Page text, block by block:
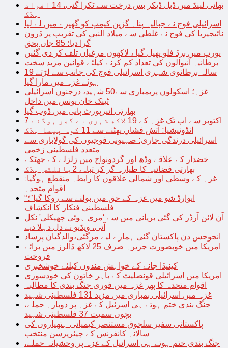
تھائی لینڈ میں ڈبل ڈیکر بس درخت سے ٹکرا گئی، 14 افراد
ہلاک
اسرائیلی فوج نے جبالیہ پناہ گزین کیمپ کو گھیرے میں لے لیا
نائیجیریا کی فوج نے غلطی سے میلاد النبی کی تقریب پر ڈرون
گرا دیا؛ 85 جاں بحق
یورپ میں برڈ فلو پھیل گیا ، لاکھوں مرغیاں تلف کر دی گئیں
برطانیہ آنیوالوں کی تعداد کم کرنے کیلئے قوانین مزید سخت
19 سالہ برطانوی شہری اسرائیلی فوج کی جانب سے لڑتے
ہوئے غزہ میں مارا گیا
غزہ؛ اسکولوں پربمباری سے50 شہید، درجنوں اسرائیلی
ٹینک خان یونس میں داخل
بھارتی ائیرپورٹ پانی میں ڈوب گیا
7 اکتوبر سے اب تک غزہ کے 19 لاکھ شہری بے گھر ہوگئے
انڈونیشیا: آتش فشاں پھٹنے سے 11 کوہ پیما ہلاک
اسرائیلی درندگی جاری: صہیونی فوجیوں کی گولاباری سے
متعدد فلسطینی زخمی
خضدار کے علاقے وڈھ اور گردونواح میں زلزلے کے جھٹکے
بھارتی فضائیہ کا طیارہ گر کر تباہ، 2پائلٹس ہلاک
غزہ کے وسطی اور شمالی علاقوں کا رابطہ منقطع ہوگیا:
اقوام متحدہ
“ایوارڈ شو میں غزہ کے حق میں بولنے سے روکا گیا”؛
فلسطینی فنکار کا انکشاف
آن لائن آرڈر کی گئی بریانی میں سے ‘مری ہوئی چھپکلی’ نکل
آئی، ویڈیو نے دل دہلا دیے
انجوجس دن پاکستان گئی ہمارے لیے مرگئی،والدگیان پرساد
امریکا میں خوبصورت جزیرہ صرف 25 لاکھ ڈالرز میں برائے
فروخت
کینیڈا جانے کے خواہش مندوں کیلئے خوشخبری
امریکا میں اسرائیلی قونصلیٹ کے باہر خاتون کی خودسوزی
اقوام متحدہ کا پھر غزہ میں فوری جنگ بندی کا مطالبہ
غزہ میں اسرائیلی بمباری میں مزید 131 فلسطینی شہید
جنگ بندی ختم ہوتے ہی اسرئیل کے غزہ پر دوبارہ حملے،
بچوں سمیت 37 فلسطینی شہید
پاکستانی سفیر سلجوق مستنصر کیمیائی ہتھیاروں کی
سالانہ کانفرنس کے چیئرپرسن منتخب
جنگ بندی ختم ہوتے ہی اسرائیل کے غزہ پر وحشیانہ حملے،